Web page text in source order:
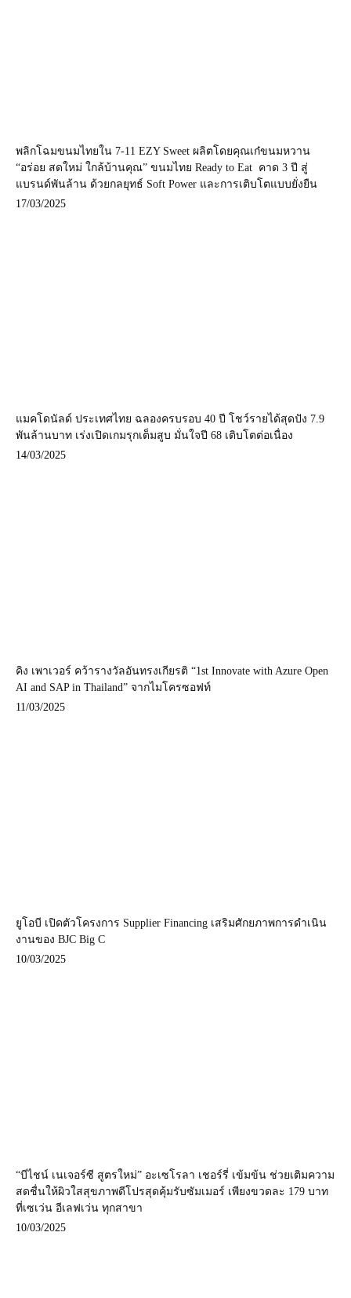
พลิกโฉมขนมไทยใน 7-11 EZY Sweet ผลิตโดยคุณเก๋ขนมหวาน
“อร่อย สดใหม่ ใกล้บ้านคุณ” ขนมไทย Ready to Eat คาด 3 ปี สู่
แบรนด์พันล้าน ด้วยกลยุทธ์ Soft Power และการเติบโตแบบยั่งยืน
17/03/2025
แมคโดนัลด์ ประเทศไทย ฉลองครบรอบ 40 ปี โชว์รายได้สุดปัง 7.9
พันล้านบาท เร่งเปิดเกมรุกเต็มสูบ มั่นใจปี 68 เติบโตต่อเนื่อง
14/03/2025
คิง เพาเวอร์ คว้ารางวัลอันทรงเกียรติ “1st Innovate with Azure Open
AI and SAP in Thailand” จากไมโครซอฟท์
11/03/2025
ยูโอบี เปิดตัวโครงการ Supplier Financing เสริมศักยภาพการดำเนิน
งานของ BJC Big C
10/03/2025
“บีไชน์ เนเจอร์ซี สูตรใหม่” อะเซโรลา เชอร์รี่ เข้มข้น ช่วยเติมความ
สดชื่นให้ผิวใสสุขภาพดีโปรสุดคุ้มรับซัมเมอร์ เพียงขวดละ 179 บาท
ที่เซเว่น อีเลฟเว่น ทุกสาขา
10/03/2025